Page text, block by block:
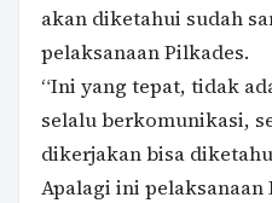
akan diketahui sudah
pelaksanaan Pilkades.
“Ini yang tepat, tidak
selalu berkomunikasi,
dikerjakan bisa
Apalagi ini pelaksanaan